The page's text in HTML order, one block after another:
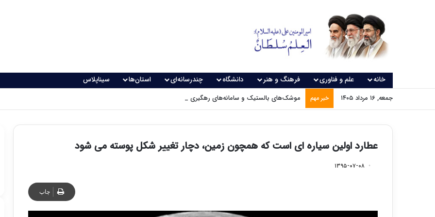
خانه علم و فناوری فرهنگ و هنر دانشگاه چندرسانه‌ای استان‌ها سیناپلاس
جمعه, ۱۶ مرداد ۱۴۰۵ خبر مهم موشک‌های بالستیک و سامانه‌های رهگیری پدافندی چگونه کار می کنند؟
عطارد اولین سیاره ای است که همچون زمین، دچار تغییر شکل پوسته می شود
۱۳۹۵-۰۷-۰۸
چاپ